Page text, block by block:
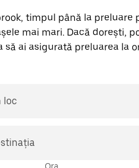
timpul până la preluare
mai mari. Dacă dorești,
să ai asigurată preluarea la
loc